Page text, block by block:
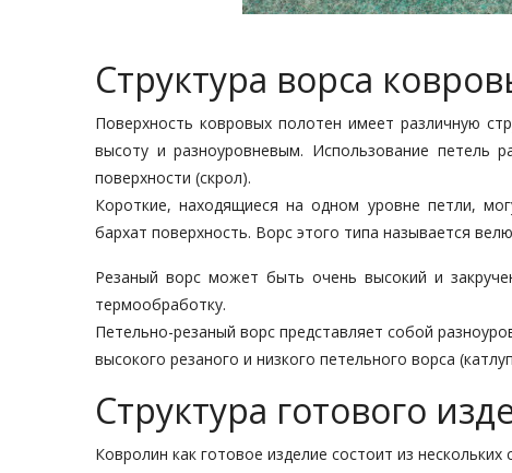
Структура ворса
Поверхность ковровых полотен имеет различную
высоту и разноуровневым. Использование петель
поверхности (скрол).
Короткие, находящиеся на одном уровне петли,
бархат поверхность. Ворс этого типа называется
Резаный ворс может быть очень высокий и
термообработку.
Петельно-резаный ворс представляет собой
высокого резаного и низкого петельного ворса
Структура готового
Ковролин как готовое изделие состоит из нескольких